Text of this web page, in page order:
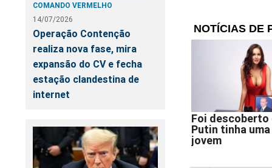
COMANDO VERMELHO
14/07/2026
Operação Contenção
realiza nova fase, mira
expansão do CV e fecha
estação clandestina de
internet
uma
que
ideológico
Enquanto
lembrando
brasileiro."